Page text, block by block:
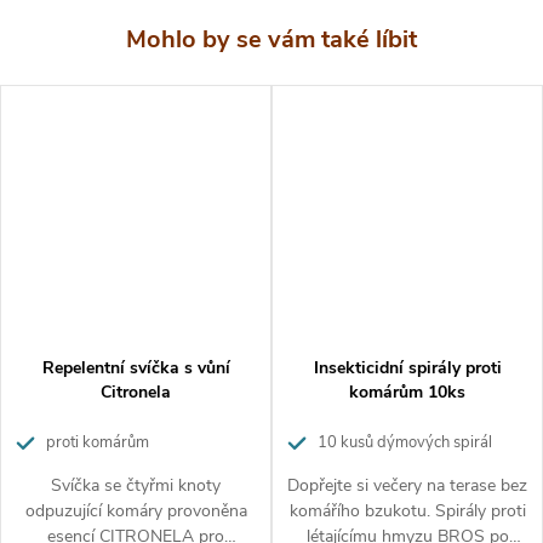
Nekopírujte texty ani fotografie.Tento text je chráněn
Repelentní svíčka s vůní
Citronela
proti komárům
Svíčka se čtyřmi knoty
odpuzující komáry provoněna
esencí CITRONELA pro
Insekticidní spirály proti
komárům 10ks
10 kusů dýmových spirál
Dopřejte si večery na terase bez
komářího bzukotu. Spirály proti
létajícímu hmyzu BROS po